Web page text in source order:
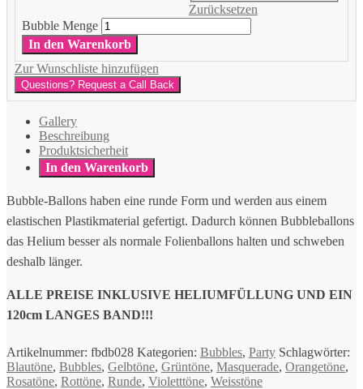
Zurücksetzen
Bubble Menge
In den Warenkorb
Zur Wunschliste hinzufügen
Questions? Request a Call Back
Gallery
Beschreibung
Produktsicherheit
In den Warenkorb
Bubble-Ballons haben eine runde Form und werden aus einem
elastischen Plastikmaterial gefertigt. Dadurch können Bubbleballons
das Helium besser als normale Folienballons halten und schweben
deshalb länger.
ALLE PREISE INKLUSIVE HELIUMFÜLLUNG UND EIN
120cm LANGES BAND!!!
Artikelnummer: fbdb028 Kategorien: Bubbles, Party Schlagwörter:
Blautöne, Bubbles, Gelbtöne, Grüntöne, Masquerade, Orangetöne,
Rosatöne, Rottöne, Runde, Violetttöne, Weisstöne